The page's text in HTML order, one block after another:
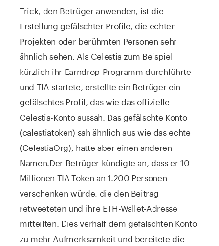
Trick, den Betrüger anwenden, ist die
Erstellung gefälschter Profile, die echten
Projekten oder berühmten Personen sehr
ähnlich sehen. Als Celestia zum Beispiel
kürzlich ihr Earndrop-Programm durchführte
und TIA startete, erstellte ein Betrüger ein
gefälschtes Profil, das wie das offizielle
Celestia-Konto aussah. Das gefälschte Konto
(calestiatoken) sah ähnlich aus wie das echte
(CelestiaOrg), hatte aber einen anderen
Namen. Der Betrüger kündigte an, dass er 10
Millionen TIA-Token an 1.200 Personen
verschenken würde, die den Beitrag
retweeteten und ihre ETH-Wallet-Adresse
mitteilten. Dies verhalf dem gefälschten Konto
zu mehr Aufmerksamkeit und bereitete die